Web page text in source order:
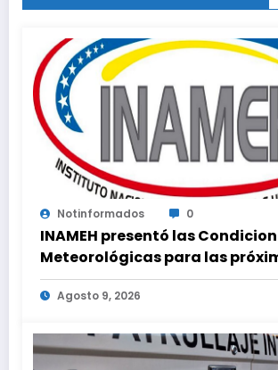
Notinformados 0
INAMEH presentó las
Meteorológicas para las
horas, de este domingo 9 de
2026Agosto 9, 2026